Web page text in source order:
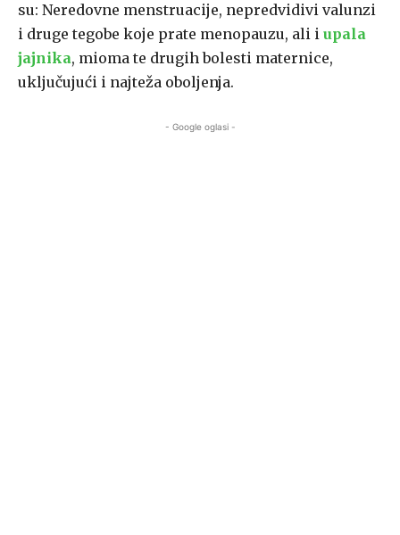
su: Neredovne menstruacije, nepredvidivi valunzi
i druge tegobe koje prate menopauzu, ali i upala
jajnika, mioma te drugih bolesti maternice,
uključujući i najteža oboljenja.
- Google oglasi -